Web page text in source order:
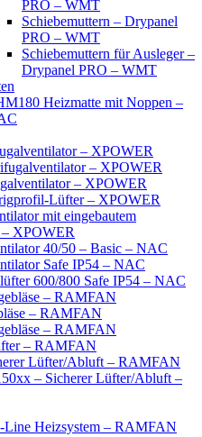
PRO – WMT
Schiebemuttern – Drypanel
PRO – WMT
Schiebemuttern für Ausleger –
Drypanel PRO – WMT
Heizmatte mit Noppen –
– XPOWER
– XPOWER
– XPOWER
Lüfter – XPOWER
mit eingebautem
– XPOWER
40/50 – Basic – NAC
Safe IP54 – NAC
600/800 Safe IP54 – NAC
– RAMFAN
– RAMFAN
– RAMFAN
– RAMFAN
Lüfter/Abluft – RAMFAN
– Sicherer Lüfter/Abluft –
Heizsystem – RAMFAN